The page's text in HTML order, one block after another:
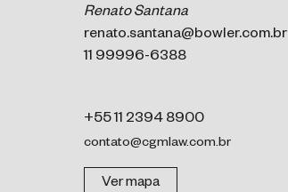
Renato Santana
renato.santana@bowler.com.br
11 99996-6388
+55 11 2394 8900
contato@cgmlaw.com.br
Ver mapa